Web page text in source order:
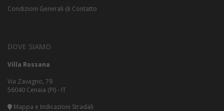
Condizioni Generali di Contatto
DOVE SIAMO
Villa Rossana
Via Zavagno, 79
56040 Cenaia (PI) - IT
Mappa e Indicazioni Stradali